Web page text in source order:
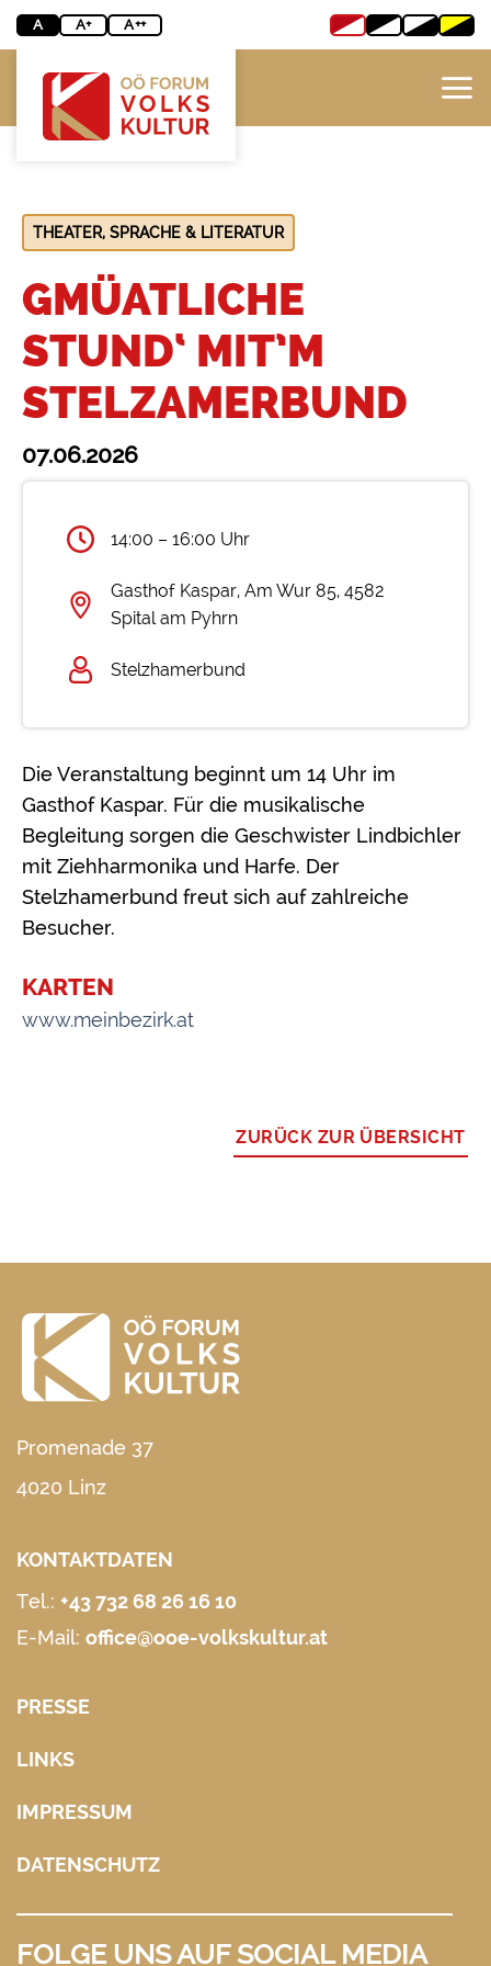
Zum
Inhalt
springen
A A+ A++
THEATER, SPRACHE & LITERATUR
GMÜATLICHE
STUND‘ MIT’M
STELZAMERBUND
07.06.2026
Die Veranstaltung beginnt um 14 Uhr im
Gasthof Kaspar. Für die musikalische
Begleitung sorgen die Geschwister Lindbichler
mit Ziehharmonika und Harfe. Der
Stelzhamerbund freut sich auf zahlreiche
Besucher.
KARTEN
www.meinbezirk.at
14:00 – 16:00 Uhr
Gasthof Kaspar, Am Wur 85, 4582
Spital am Pyhrn
Stelzhamerbund
ZURÜCK ZUR ÜBERSICHT
Promenade 37
4020 Linz
KONTAKTDATEN
Tel.: +43 732 68 26 16 10
E-Mail: office@ooe-volkskultur.at
PRESSE
LINKS
IMPRESSUM
DATENSCHUTZ
FOLGE UNS AUF SOCIAL MEDIA